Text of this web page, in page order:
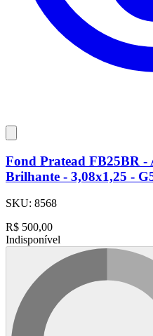
Fond Pratead FB25BR -
Brilhante - 3,08x1,25 -
SKU: 8568
R$ 500,00
Indisponível